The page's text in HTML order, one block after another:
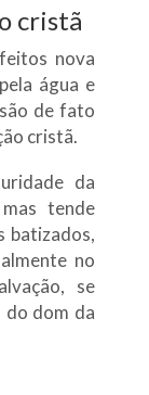
cristã
nova
água e
de fato
cristã.
da
tende
batizados,
no
se
do dom da